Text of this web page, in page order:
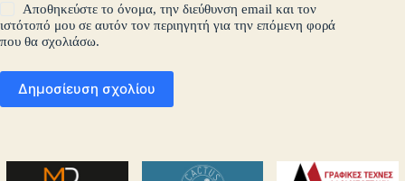
Αποθηκεύστε το όνομα, την διεύθυνση email και τον
ιστότοπό μου σε αυτόν τον περιηγητή για την επόμενη φορά
που θα σχολιάσω.
Δημοσίευση σχολίου